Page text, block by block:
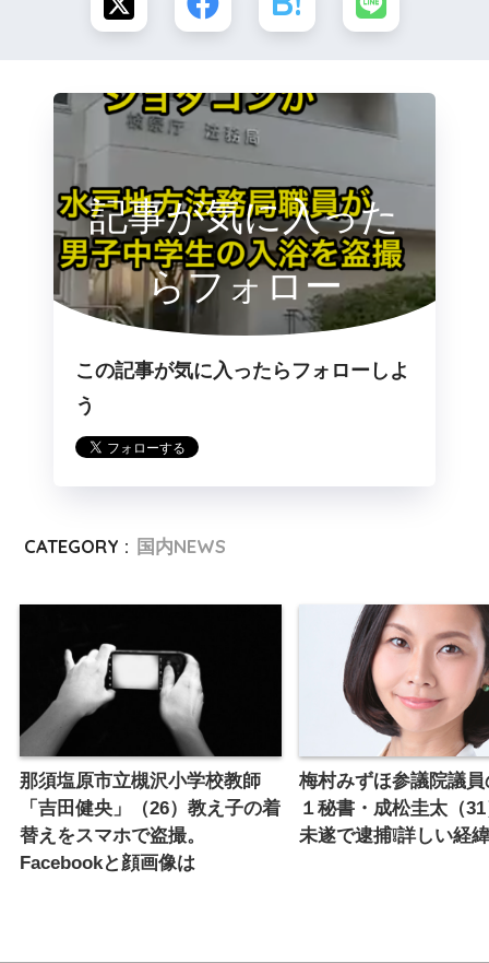
記事が気に入った
らフォロー
この記事が気に入ったらフォローしよ
う
CATEGORY : 国内NEWS
那須塩原市立槻沢小学校教師
「吉田健央」（26）教え子の着
替えをスマホで盗撮。
Facebookと顔画像は
梅村みずほ参議院議
１秘書・成松圭太（
未遂で逮捕❕詳しい経